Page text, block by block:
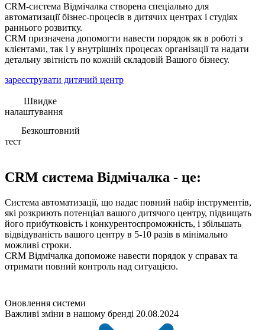
CRM-система Відмічалка створена спеціально для
автоматизації бізнес-процесів в дитячих центрах і студіях
раннього розвитку.
CRM призначена допомогти навести порядок як в роботі з
клієнтами, так і у внутрішніх процесах організації та надати
детальну звітність по кожній складовій Вашого бізнесу.
зареєструвати дитячий центр
Швидке
налаштування
Безкоштовний
тест
CRM система Відмічалка - це:
Система автоматизації, що надає повний набір інструментів,
які розкриють потенціал вашого дитячого центру, підвищать
його прибутковість і конкурентоспроможність, і збільшать
відвідуваність вашого центру в 5-10 разів в мінімально
можливі строки.
CRM Відмічалка допоможе навести порядок у справах та
отримати повний контроль над ситуацією.
Оновлення системи
Важливі зміни в нашому бренді 20.08.2024